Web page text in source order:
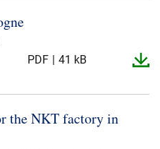
PDF 41 kB
the NKT factory in